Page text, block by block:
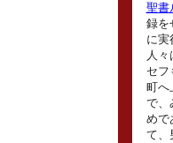
聖書
録を
に実
人
セフ
町へ
で、
めで
て、